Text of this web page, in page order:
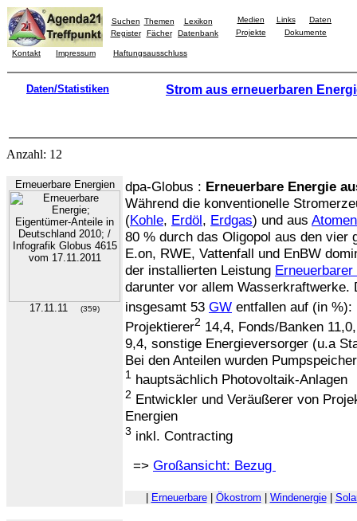
Suchen Themen
Lexikon
Register
Fächer Datenbank
Medien Links
Daten
Projekte
Dokumente
Kontakt Impressum Haftungsausschluss
Daten/Statistiken Strom aus erneuerbaren
Anzahl: 12
Erneuerbare Energien
17.11.11 (359)
dpa-Globus : Erneuerbare Energie
Während die konventionelle
(Kohle, Erdöl, Erdgas) und aus
80 % durch das Oligopol aus den vier
E.on, RWE, Vattenfall und EnBW
der installierten Leistung
darunter vor allem Wasserkraftwerke.
insgesamt 53 GW entfallen auf (in %):
Projektierer2 14,4, Fonds/Banken
9,4, sonstige Energieversorger (u.a
Bei den Anteilen wurden
1 hauptsächlich Photovoltaik-Anlagen
2 Entwickler und Veräußerer von
Energien
3 inkl. Contracting
=> Großansicht: Bezug
Erneuerbare| Ökostrom Windenergie|